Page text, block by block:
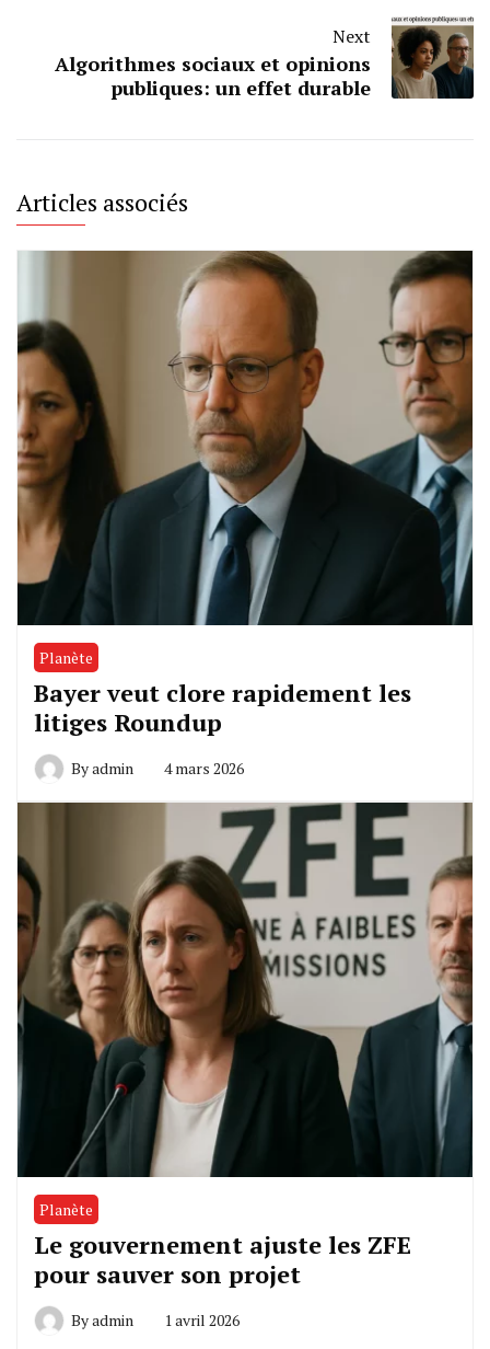
Next
Algorithmes sociaux et opinions
publiques: un effet durable
Articles associés
Planète
Bayer veut clore rapidement les
litiges Roundup
Byadmin 4 mars 2026
Planète
Le gouvernement ajuste les ZFE
pour sauver son projet
Byadmin 1 avril 2026